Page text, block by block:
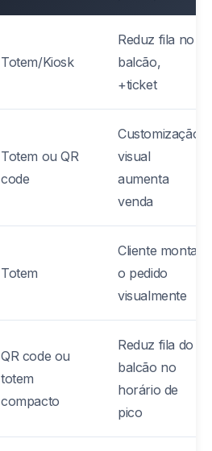
Totem/Kiosk
Reduz fila no
balcão,
+ticket
Totem ou QR
code
Customização
visual
aumenta
venda
Totem
Cliente monta
o pedido
visualmente
QR code ou
totem
compacto
Reduz fila do
balcão no
horário de
pico